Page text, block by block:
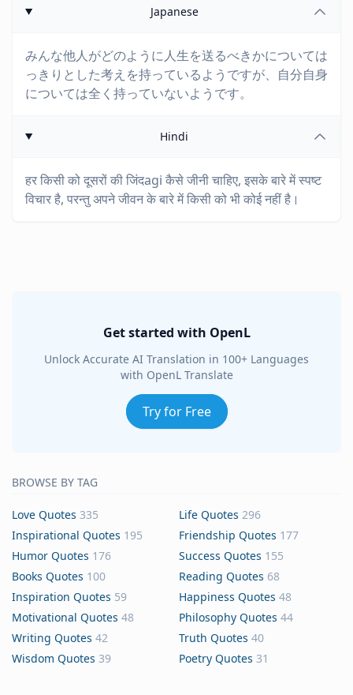
Japanese
みんな他人がどのように人生を送るべきかについては
っきりとした考えを持っているようですが、自分自身
については全く持っていないようです。
Hindi
हर किसी को दूसरों की जिंदagi कैसे जीनी चाहिए, इसके बारे में स्पष्ट
विचार है, परन्तु अपने जीवन के बारे में किसी को भी कोई नहीं है।
Get started with OpenL
Unlock Accurate AI Translation in 100+ Languages
with OpenL Translate
Try for Free
BROWSE BY TAG
Love Quotes 335 Life Quotes 296
Inspirational Quotes 195 Friendship Quotes 177
Humor Quotes 176 Success Quotes 155
Books Quotes 100 Reading Quotes 68
Inspiration Quotes 59 Happiness Quotes 48
Motivational Quotes 48 Philosophy Quotes 44
Writing Quotes 42 Truth Quotes 40
Wisdom Quotes 39 Poetry Quotes 31